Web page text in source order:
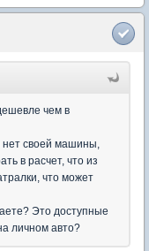
чем в
нет своей машины,
в расчет, что из
что может
Это доступные
личном авто?